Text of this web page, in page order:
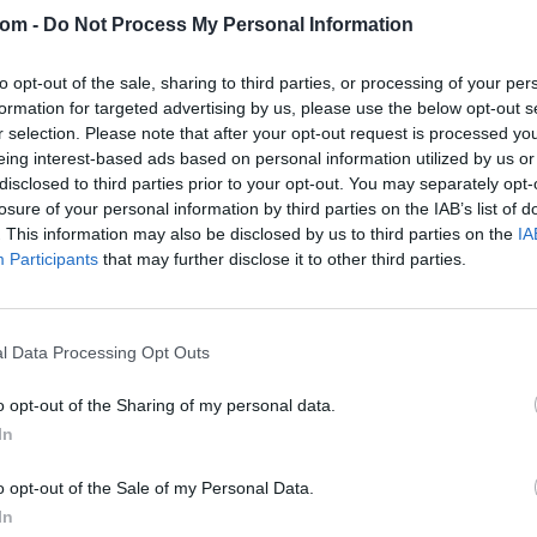
- Do Not Process My Personal Information
opt-out of the sale, sharing to third parties, or processing of your
for targeted advertising by us, please use the below opt-out
selection. Please note that after your opt-out request is processed
interest-based ads based on personal information utilized by us
to third parties prior to your opt-out. You may separately
of your personal information by third parties on the IAB’s list of
This information may also be disclosed by us to third parties on the
Participants that may further disclose it to other third parties.
Data Processing Opt Outs
opt-out of the Sharing of my personal data.
opt-out of the Sale of my Personal Data.
Eladó adatai
Eladó:
Cím:
Budapest
Andrássy
1061
Bemutatkozás: A tételek a leütési ár + 25%
személyesen veszik át, a vevő a postaköltség,